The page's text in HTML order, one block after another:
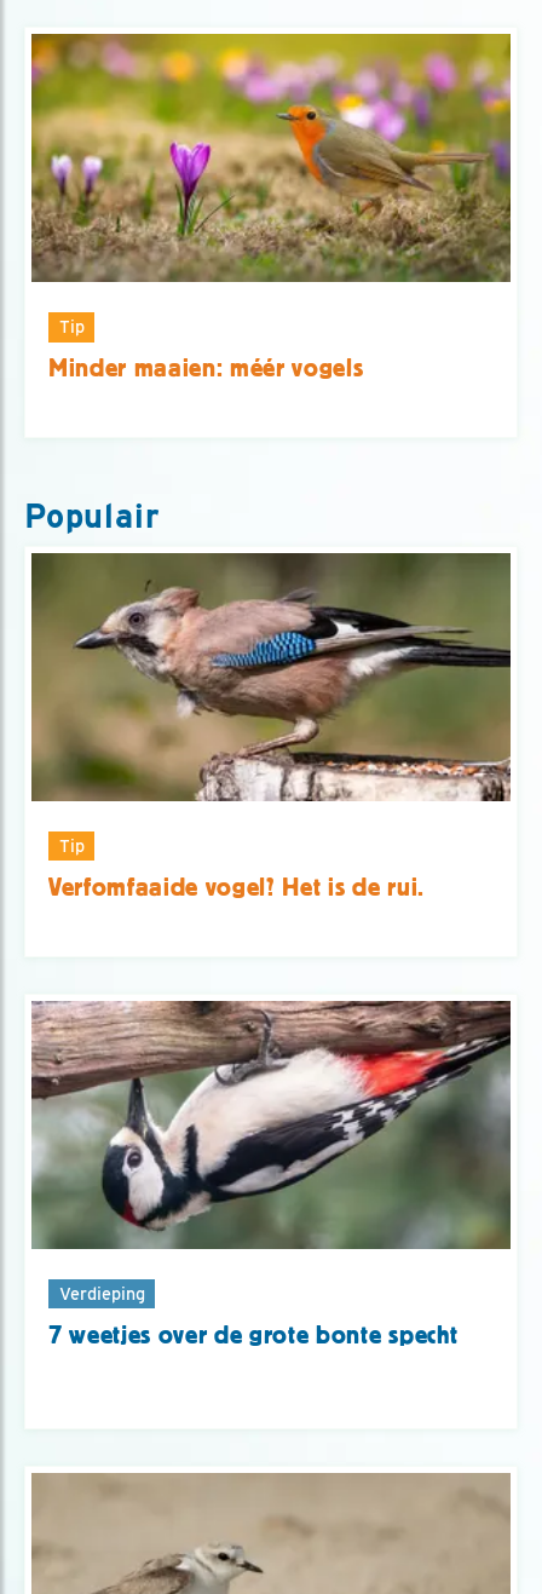
Tip
Minder maaien: méér vogels
Populair
Tip
Verfomfaaide vogel? Het is de rui.
Verdieping
7 weetjes over de grote bonte specht